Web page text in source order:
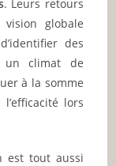
. Leurs retours
vision globale
des
un climat de
à la somme
lors
est tout aussi